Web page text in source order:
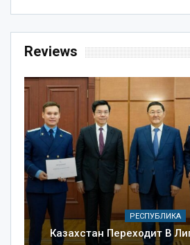
Reviews
РЕСПУБЛИКА
Казахстан Переходит В